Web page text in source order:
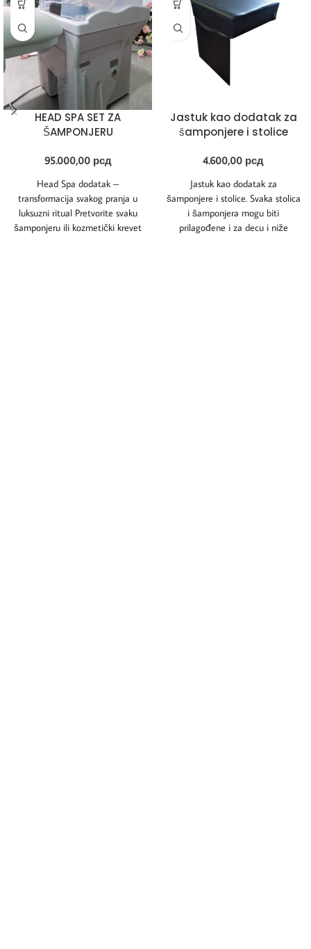
HEAD SPA SET ZA
ŠAMPONJERU
95.000,00 рсд
Head Spa dodatak –
transformacija svakog pranja u
luksuzni ritual Pretvorite svaku
šamponjeru ili kozmetički krevet
Jastuk kao dodatak za
šamponjere i stolice
4.600,00 рсд
Jastuk kao dodatak za
šamponjere i stolice. Svaka stolica
i šamponjera mogu biti
prilagođene i za decu i niže